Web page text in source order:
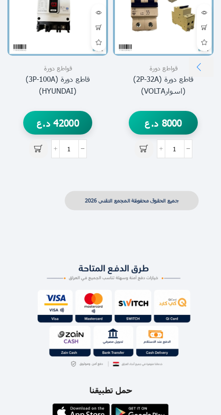
قواطع دورة
قاطع دورة (2P-32A)
(اسوارVOLTA)
8000 د.ع
قواطع دورة
قاطع دورة (3P-100A)
(HYUNDAI)
42000 د.ع
جميع الحقوق محفوظة المجمع التقني 2026
حمل تطبيقنا